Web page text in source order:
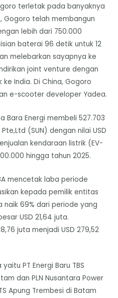
terletak pada banyaknya
Gogoro telah membangun
lebih dari 750.000
baterai 96 detik untuk 12
melebarkan sayapnya ke
joint venture dengan
India. Di China, Gogoro
e-scooter developer Yadea.
Bara Energi membeli 527.703
(SUN) dengan nilai USD
kendaraan listrik (EV-
hingga tahun 2025.
mencetak laba periode
kepada pemilik entitas
naik 69% dari periode yang
USD 21,64 juta.
juta menjadi USD 279,52
PT Energi Baru TBS
dan PLN Nusantara Power
Apung Trembesi di Batam